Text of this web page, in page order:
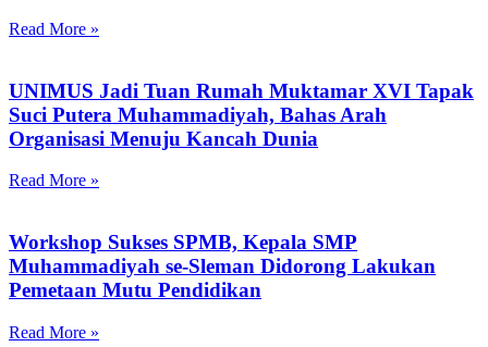
Read More »
UNIMUS Jadi Tuan Rumah Muktamar XVI Tapak
Suci Putera Muhammadiyah, Bahas Arah
Organisasi Menuju Kancah Dunia
Read More »
Workshop Sukses SPMB, Kepala SMP
Muhammadiyah se-Sleman Didorong Lakukan
Pemetaan Mutu Pendidikan
Read More »